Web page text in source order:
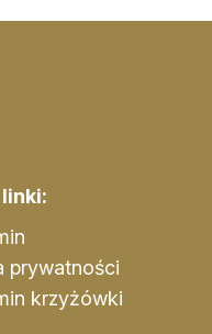
prywatności
krzyżówki